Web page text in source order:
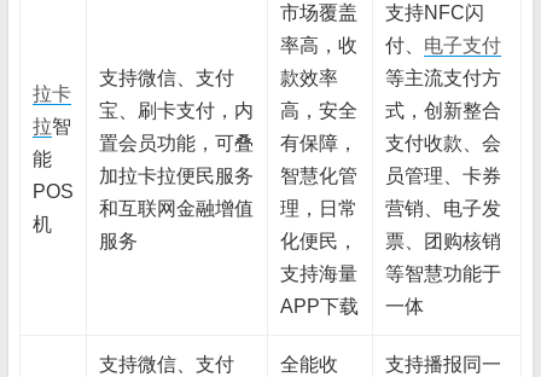
拉卡
拉智
能
POS
机
支持微信、支付
宝、刷卡支付，内
置会员功能，可叠
加拉卡拉便民服务
和互联网金融增值
服务
市场覆盖
率高，收
款效率
高，安全
有保障，
智慧化管
理，日常
化便民，
支持海量
APP下载
支持NFC闪
付、 电子支付
等主流支付方
式，创新整合
支付收款、会
员管理、卡券
营销、电子发
票、团购核销
等智慧功能于
一体
支持微信、支付
全能收
支持播报同一